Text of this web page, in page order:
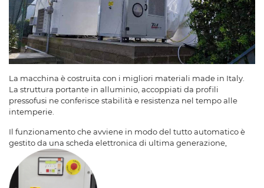
La macchina è costruita con i migliori materiali made in Italy.
La struttura portante in alluminio, accoppiati da profili
pressofusi ne conferisce stabilità e resistenza nel tempo alle
intemperie.
Il funzionamento che avviene in modo del tutto automatico è
gestito da una scheda elettronica di ultima generazione,